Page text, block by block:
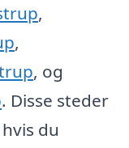
,
,
, og
. Disse steder
du